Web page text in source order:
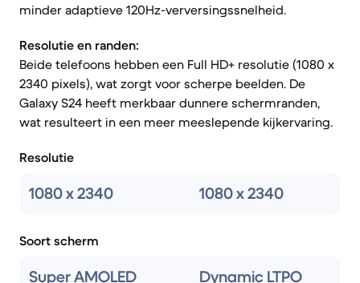
minder adaptieve 120Hz-verversingssnelheid.
Resolutie en randen:
Beide telefoons hebben een Full HD+ resolutie (1080 x
2340 pixels), wat zorgt voor scherpe beelden. De
Galaxy S24 heeft merkbaar dunnere schermranden,
wat resulteert in een meer meeslepende kijkervaring.
Resolutie
1080 x 2340 1080 x 2340
Soort scherm
Super AMOLED Dynamic LTPO